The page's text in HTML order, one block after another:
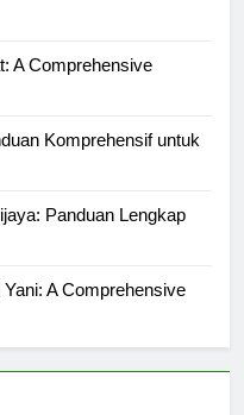
Indonesia untuk
A Comprehensive
Komprehensif untuk
Panduan Lengkap
A Comprehensive